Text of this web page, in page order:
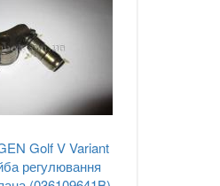
Golf V Variant
регулювання